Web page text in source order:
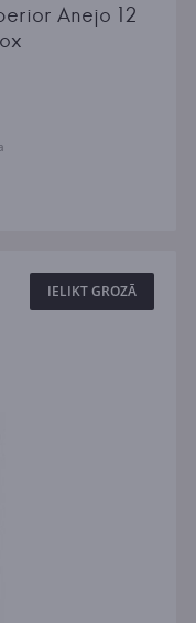
Anejo 12
IELIKT GROZĀ